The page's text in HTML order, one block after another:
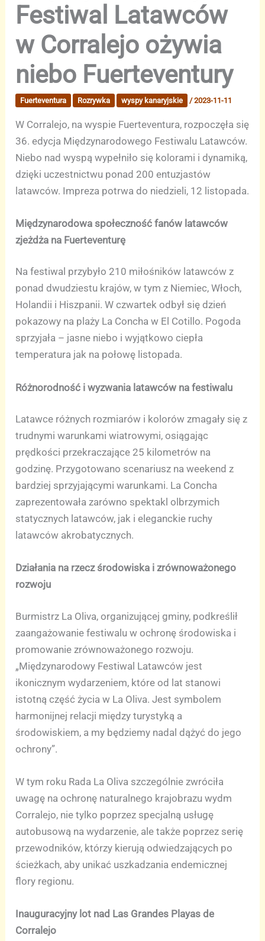
Festiwal Latawców
w Corralejo ożywia
niebo Fuerteventury
Fuerteventura Rozrywka wyspy kanaryjskie /2023-11-11
W Corralejo, na wyspie Fuerteventura, rozpoczęła się
36. edycja Międzynarodowego Festiwalu Latawców.
Niebo nad wyspą wypełniło się kolorami i dynamiką,
dzięki uczestnictwu ponad 200 entuzjastów
latawców. Impreza potrwa do niedzieli, 12 listopada.
Międzynarodowa społeczność fanów latawców
zjeżdża na Fuerteventurę
Na festiwal przybyło 210 miłośników latawców z
ponad dwudziestu krajów, w tym z Niemiec, Włoch,
Holandii i Hiszpanii. W czwartek odbył się dzień
pokazowy na plaży La Concha w El Cotillo. Pogoda
sprzyjała – jasne niebo i wyjątkowo ciepła
temperatura jak na połowę listopada.
Różnorodność i wyzwania latawców na festiwalu
Latawce różnych rozmiarów i kolorów zmagały się z
trudnymi warunkami wiatrowymi, osiągając
prędkości przekraczające 25 kilometrów na
godzinę. Przygotowano scenariusz na weekend z
bardziej sprzyjającymi warunkami. La Concha
zaprezentowała zarówno spektakl olbrzymich
statycznych latawców, jak i eleganckie ruchy
latawców akrobatycznych.
Działania na rzecz środowiska i zrównoważonego
rozwoju
Burmistrz La Oliva, organizującej gminy, podkreślił
zaangażowanie festiwalu w ochronę środowiska i
promowanie zrównoważonego rozwoju.
„Międzynarodowy Festiwal Latawców jest
ikonicznym wydarzeniem, które od lat stanowi
istotną część życia w La Oliva. Jest symbolem
harmonijnej relacji między turystyką a
środowiskiem, a my będziemy nadal dążyć do jego
ochrony”.
W tym roku Rada La Oliva szczególnie zwróciła
uwagę na ochronę naturalnego krajobrazu wydm
Corralejo, nie tylko poprzez specjalną usługę
autobusową na wydarzenie, ale także poprzez serię
przewodników, którzy kierują odwiedzających po
ścieżkach, aby unikać uszkadzania endemicznej
flory regionu.
Inauguracyjny lot nad Las Grandes Playas de
Corralejo